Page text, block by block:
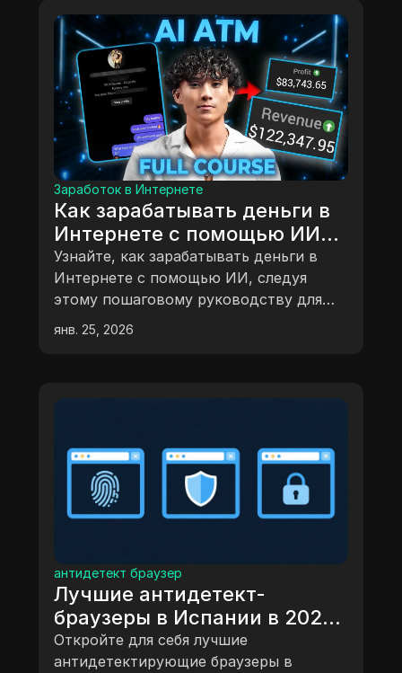
Заработок в Интернете
Как зарабатывать деньги в
Интернете с помощью ИИ
(пошаговое руководство для
начинающих)
Узнайте, как зарабатывать деньги в
Интернете с помощью ИИ, следуя
этому пошаговому руководству для
начинающих.
янв. 25, 2026
антидетект браузер
Лучшие антидетект-
браузеры в Испании в 2026
году: подробный обзор
Откройте для себя лучшие
антидетектирующие браузеры в